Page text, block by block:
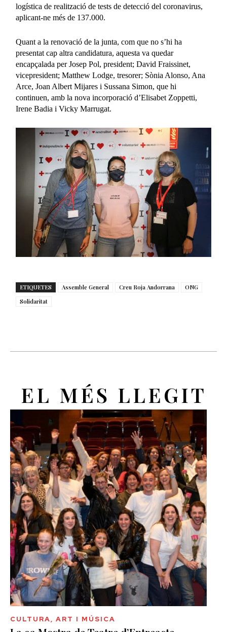
logística de realització de tests de detecció del coronavirus,
aplicant-ne més de 137.000.
Quant a la renovació de la junta, com que no s’hi ha
presentat cap altra candidatura, aquesta va quedar
encapçalada per Josep Pol, president; David Fraissinet,
vicepresident; Matthew Lodge, tresorer; Sònia Alonso, Ana
Arce, Joan Albert Mijares i Sussana Simon, que hi
continuen, amb la nova incorporació d’Elisabet Zoppetti,
Irene Badia i Vicky Marrugat.
ETIQUETES Assemble General Creu Roja Andorrana
ONG
Solidaritat
EL MÉS LLEGIT
CULTURA, ART I MÚSICA